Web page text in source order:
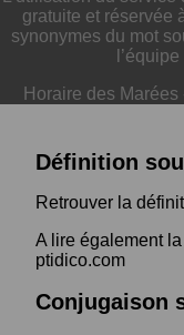
gratuite et réservée
synonymes du mot
Horaire des Marées
Définition
Retrouver la
A lire également
ptidico.com
Conjugaison